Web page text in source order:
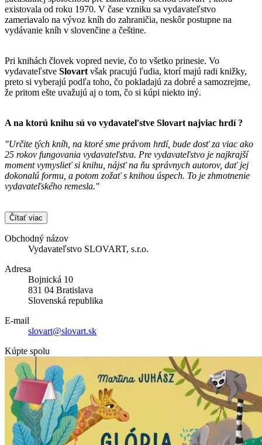
existovala od roku 1970. V čase vzniku sa vydavateľstvo
zameriavalo na vývoz kníh do zahraničia, neskôr postupne na
vydávanie kníh v slovenčine a češtine.
Pri knihách človek vopred nevie, čo to všetko prinesie. Vo
vydavateľstve Slovart však pracujú ľudia, ktorí majú radi knižky,
preto si vyberajú podľa toho, čo pokladajú za dobré a samozrejme,
že pritom ešte uvažujú aj o tom, čo si kúpi niekto iný.
A na ktorú knihu sú vo vydavateľstve Slovart najviac hrdí ?
"Určite tých kníh, na ktoré sme právom hrdí, bude dosť za viac ako
25 rokov fungovania vydavateľstva. Pre vydavateľstvo je najkrajší
moment vymyslieť si knihu, nájsť na ňu správnych autorov, dať jej
dokonalú formu, a potom zožať s knihou úspech. To je zhmotnenie
vydavateľského remesla."
Čítať viac
Obchodný názov
Vydavateľstvo SLOVART, s.r.o.
Adresa
Bojnická 10
831 04 Bratislava
Slovenská republika
E-mail
slovart@slovart.sk
Kúpte spolu